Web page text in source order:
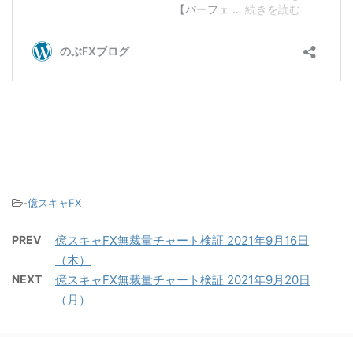
-億スキャFX
PREV
億スキャFX無裁量チャート検証 2021年9月16日
（木）
NEXT
億スキャFX無裁量チャート検証 2021年9月20日
（月）